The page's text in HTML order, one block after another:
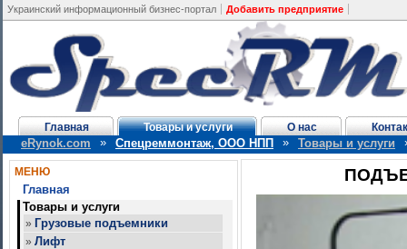
Украинский информационный бизнес-портал Добавить предприятие
Главная Товары и услуги О нас
eRynok.com » Спецреммонтаж, ООО НПП » Товары и услуги
МЕНЮ
Главная
Товары и услуги
» Грузовые подъемники
» Лифт